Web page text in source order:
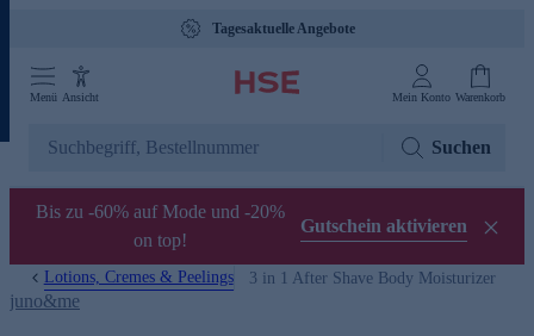
Tagesaktuelle Angebote
Menü Ansicht Mein Konto Warenkorb
Suchen
Bis zu -60% auf Mode und -20%
on top!
Gutschein aktivieren
Lotions, Cremes & Peelings 3 in 1 After Shave Body Moisturizer
juno&me